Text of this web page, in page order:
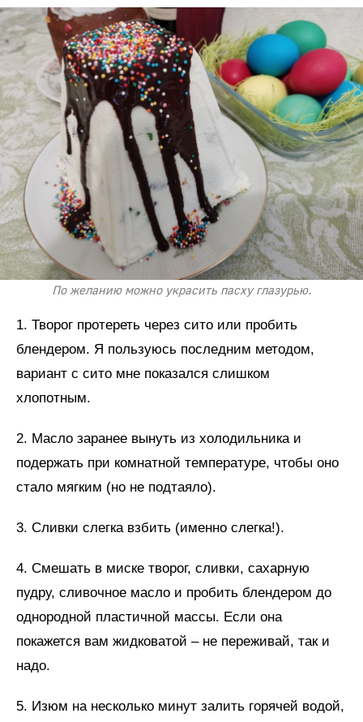
По желанию можно украсить пасху глазурью.
1. Творог протереть через сито или пробить
блендером. Я пользуюсь последним методом,
вариант с сито мне показался слишком
хлопотным.
2. Масло заранее вынуть из холодильника и
подержать при комнатной температуре, чтобы оно
стало мягким (но не подтаяло).
3. Сливки слегка взбить (именно слегка!).
4. Смешать в миске творог, сливки, сахарную
пудру, сливочное масло и пробить блендером до
однородной пластичной массы. Если она
покажется вам жидковатой – не переживай, так и
надо.
5. Изюм на несколько минут залить горячей водой,